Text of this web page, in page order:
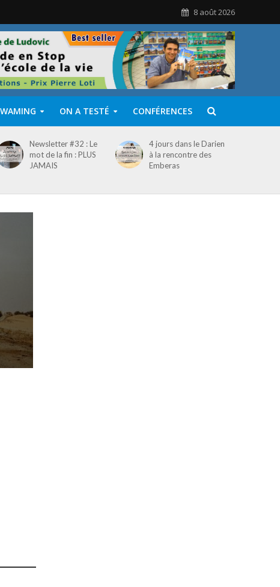
8 août 2026
ON A TESTÉ CONFÉRENCES
Newsletter #32 : Le
mot de la fin : PLUS
JAMAIS
4 jours dans le Darien
à la rencontre des
Emberas